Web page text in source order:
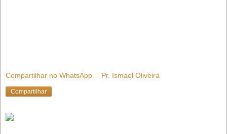
Compartilhar no WhatsApp Pr. Ismael Oliveira
Compartilhar